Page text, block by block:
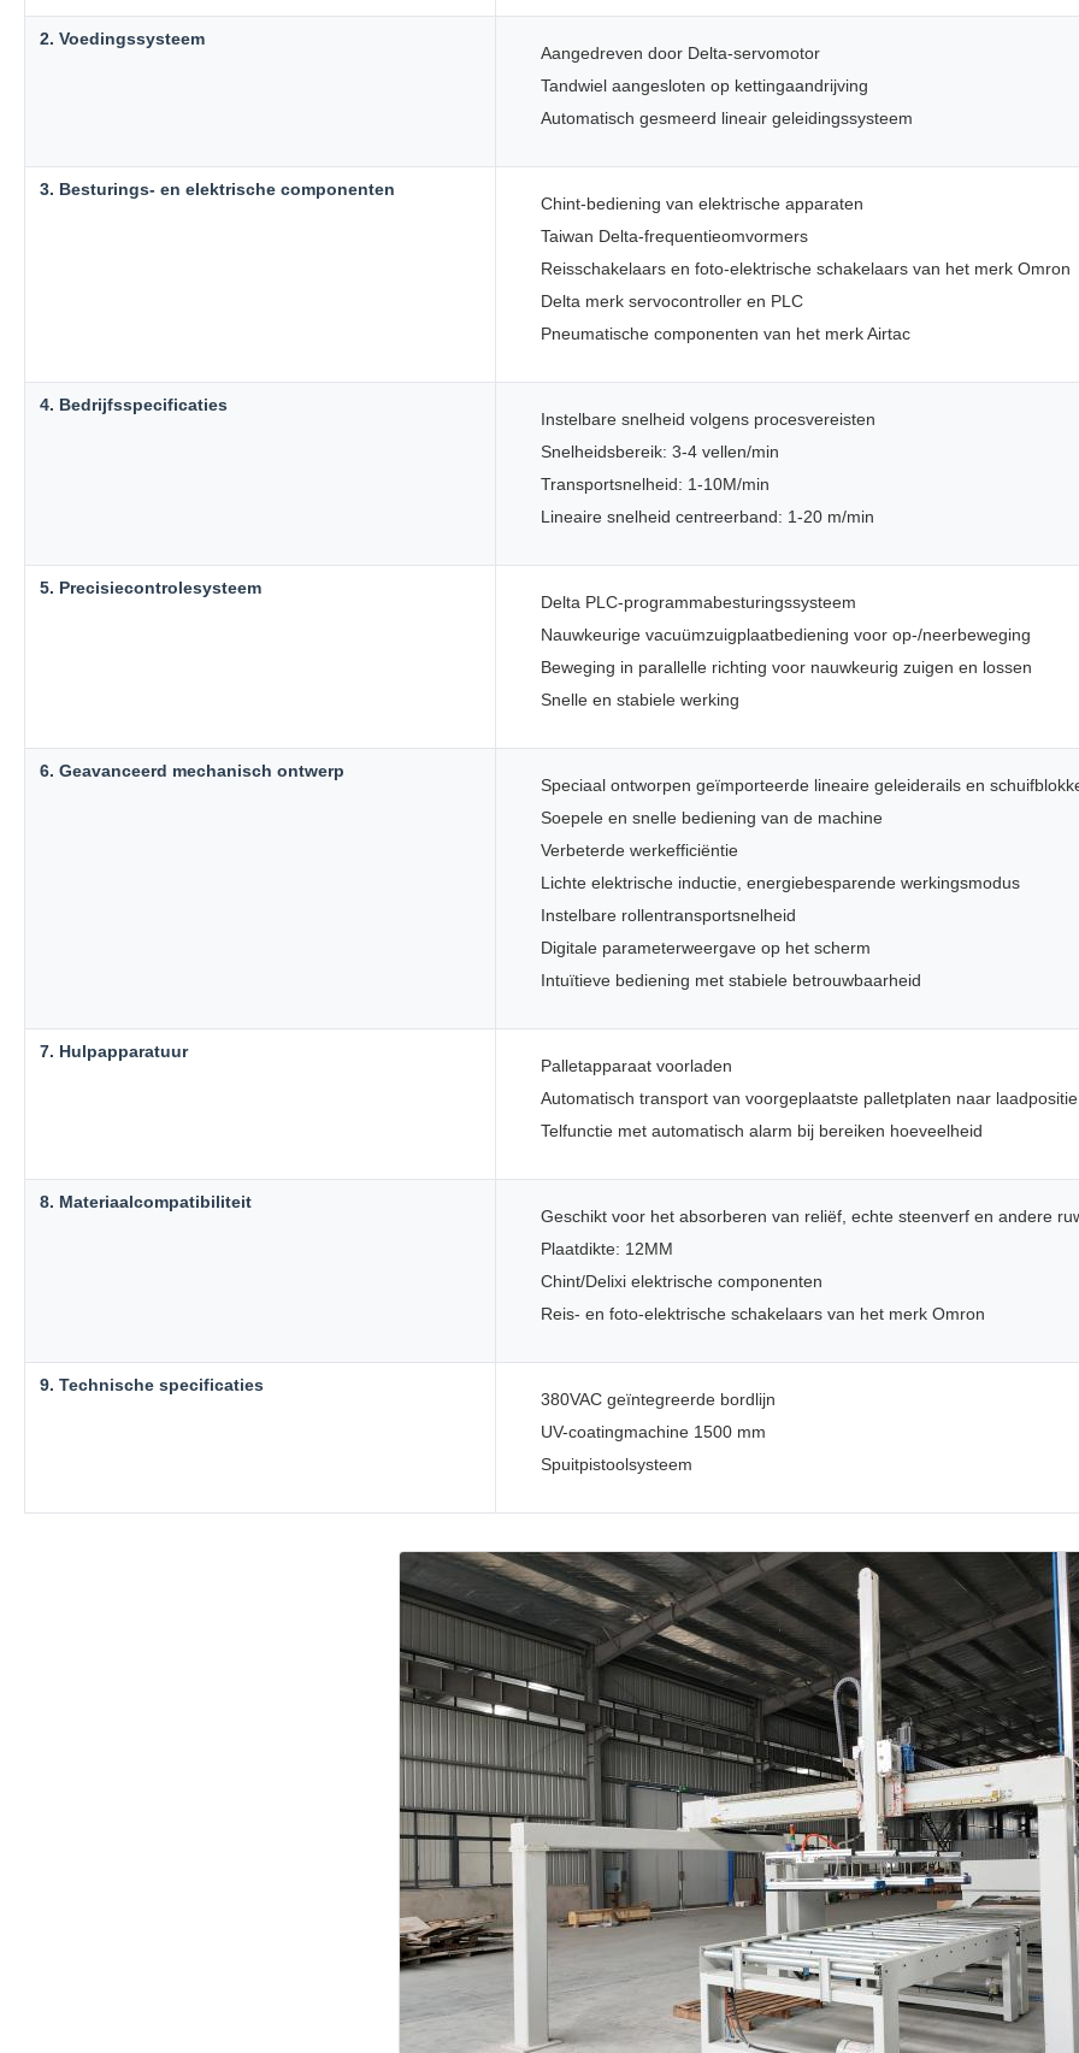
2. Voedingssysteem
Aangedreven door Delta-servomotor
Tandwiel aangesloten op kettingaandrijving
Automatisch gesmeerd lineair geleidingssysteem
3. Besturings- en elektrische componenten
Chint-bediening van elektrische apparaten
Taiwan Delta-frequentieomvormers
Reisschakelaars en foto-elektrische schakelaars van het merk Omron
Delta merk servocontroller en PLC
Pneumatische componenten van het merk Airtac
4. Bedrijfsspecificaties
Instelbare snelheid volgens procesvereisten
Snelheidsbereik: 3-4 vellen/min
Transportsnelheid: 1-10M/min
Lineaire snelheid centreerband: 1-20 m/min
5. Precisiecontrolesysteem
Delta PLC-programmabesturingssysteem
Nauwkeurige vacuümzuigplaatbediening voor op-/neerbeweging
Beweging in parallelle richting voor nauwkeurig zuigen en lossen
Snelle en stabiele werking
6. Geavanceerd mechanisch ontwerp
Speciaal ontworpen geïmporteerde lineaire geleiderails en
Soepele en snelle bediening van de machine
Verbeterde werkefficiëntie
Lichte elektrische inductie, energiebesparende werkingsmodus
Instelbare rollentransportsnelheid
Digitale parameterweergave op het scherm
Intuïtieve bediening met stabiele betrouwbaarheid
7. Hulpapparatuur
Palletapparaat voorladen
Automatisch transport van voorgeplaatste palletplaten naar laadpositie
Telfunctie met automatisch alarm bij bereiken hoeveelheid
8. Materiaalcompatibiliteit
Geschikt voor het absorberen van reliëf, echte steenverf en andere
Plaatdikte: 12MM
Chint/Delixi elektrische componenten
Reis- en foto-elektrische schakelaars van het merk Omron
9. Technische specificaties
380VAC geïntegreerde bordlijn
UV-coatingmachine 1500 mm
Spuitpistoolsysteem